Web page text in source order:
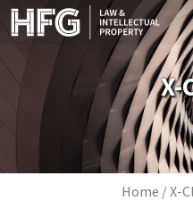
Skip to main content
X-
Home X-